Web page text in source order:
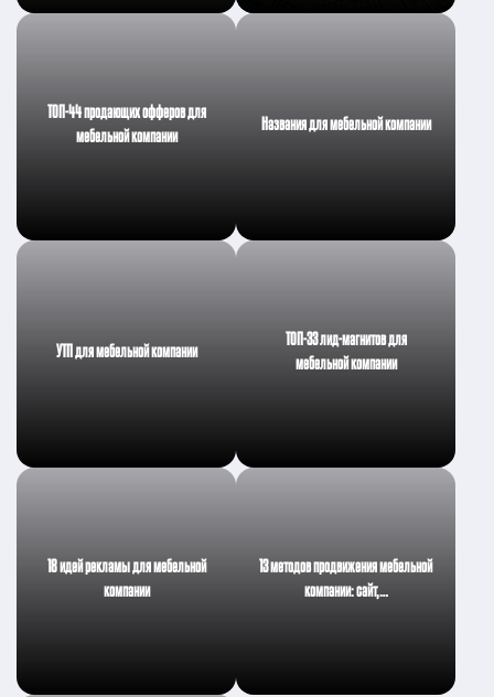
ТОП-44 продающих офферов для
мебельной компании
Названия для мебельной компании
УТП для мебельной компании
ТОП-33 лид-магнитов для
мебельной компании
18 идей рекламы для мебельной
компании
13 методов продвижения мебельной
компании: сайт,…